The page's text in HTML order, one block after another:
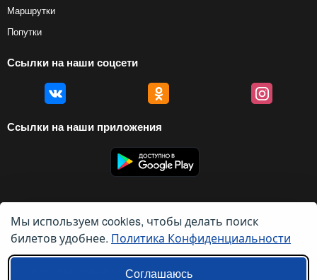
Маршрутки
Попутки
Ссылки на наши соцсети
Ссылки на наши приложения
© 2012 — 2026, Biletyplus, ООО «Инновэйтив Трэвел Текнолоджиз». Все
права защищены. Использование этого сайта означает принятие правил
пользовательского соглашенияиполитики конфиденциальности.
Ссылки на наши региональные сайты:
Мы используем cookies, чтобы делать поиск
билетов удобнее. Политика Конфиденциальности
Соглашаюсь